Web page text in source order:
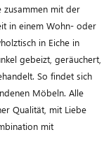
zusammen mit der
in einem Wohn- oder
in Eiche in
gebeizt, geräuchert,
So findet sich
Möbeln. Alle
Qualität, mit Liebe
mit